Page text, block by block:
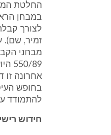
החלטת
במבחן
זמיר, שם).
מבחני
אחרונה זו
בחופש
להתמודד
חידוש